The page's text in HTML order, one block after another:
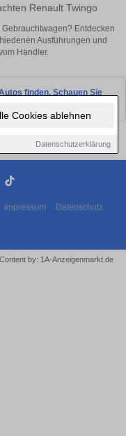
Cookies ablehnen
Datenschutzerklärung
Renault Twingo
Entdecken
Ausführungen und
Händler.
finden. Schauen Sie
Impressum Datenschutz
by: 1A-Anzeigenmarkt.de